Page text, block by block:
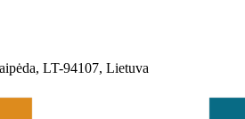
LT-94107, Lietuva